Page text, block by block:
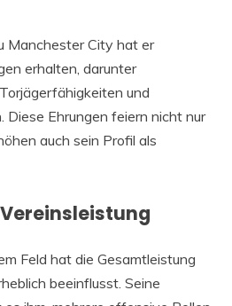
Manchester City hat er
erhalten, darunter
und
Diese Ehrungen feiern nicht nur
auch sein Profil als
Feld hat die Gesamtleistung
beeinflusst. Seine